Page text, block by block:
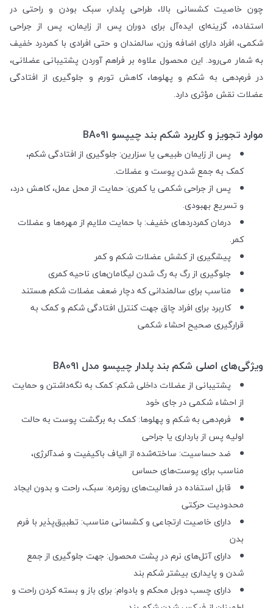
چون خاصیت کشسانی بالا، طراحی پلدار، سبک بودن و راحتی در
استفاده، گزینه‌ای ایده‌آل برای دوران پس از زایمان، پس از جراحی
شکمی، افراد دارای اضافه وزن، سالمندان و حتی افرادی با کمردرد خفیف
به شمار می‌رود. این محصول علاوه بر فراهم آوردن پشتیبانی عضلانی،
در فرم‌دهی به شکم و پهلوها، کاهش تورم و جلوگیری از افتادگی
عضلات نقش مؤثری دارد.
موارد تجویز و کاربرد شکم بند چیپسو BA091
پس از زایمان طبیعی یا سزارین: جلوگیری از افتادگی شکم،
کمک به جمع شدن پوست و عضلات.
پس از جراحی شکمی یا کمری: حمایت از محل عمل، کاهش درد،
و تسریع بهبودی.
درمان کمردردهای خفیف: با حمایت ملایم از مهره‌ها و عضلات
کمر.
پیشگیری از کشش عضلات شکم و کمر
جلوگیری از رگ به‌ رگ شدن لیگامان‌های ناحیه کمری
مناسب برای سالمندانی که دچار ضعف عضلات شکم هستند
کاربرد برای افراد چاق جهت کنترل افتادگی شکم و کمک به
قرارگیری صحیح احشاء شکمی
ویژگی‌های اصلی شکم بند پلدار چیپسو مدل BA091
پشتیبانی از عضلات داخلی شکم: کمک به نگه‌داشتن و حمایت
از احشاء شکمی در جای خود
فرم‌دهی به شکم و پهلوها: کمک به برگشت پوست به حالت
اولیه پس از بارداری یا جراحی
ضد حساسیت: ساخته‌شده از الیاف باکیفیت و ضدآلرژی،
مناسب برای پوست‌های حساس
قابل استفاده در فعالیت‌های روزمره: سبک، راحت و بدون ایجاد
محدودیت حرکتی
دارای خاصیت ارتجاعی و کشسانی مناسب: تطبیق‌پذیر با فرم
بدن
دارای آتل‌های نرم در پشت محصول: جهت جلوگیری از جمع
شدن و پایداری بیشتر شکم بند
دارای چسب دوبل محکم و بادوام: برای باز و بسته کردن راحت و